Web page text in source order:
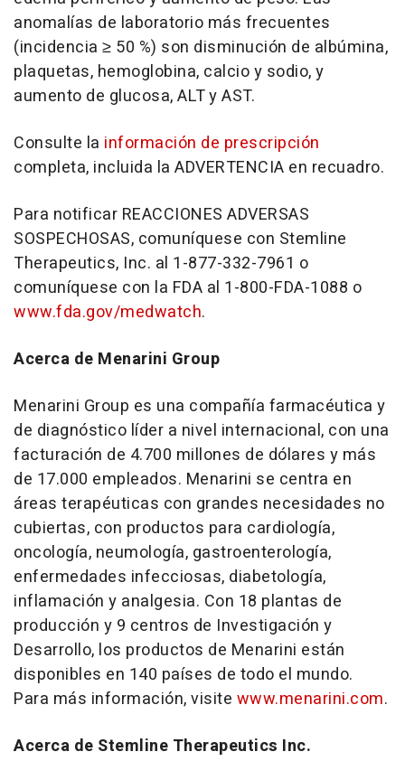
anomalías de laboratorio más frecuentes
(incidencia ≥ 50 %) son disminución de albúmina,
plaquetas, hemoglobina, calcio y sodio, y
aumento de glucosa, ALT y AST.
Consulte la información de prescripción
completa, incluida la ADVERTENCIA en recuadro.
Para notificar REACCIONES ADVERSAS
SOSPECHOSAS, comuníquese con Stemline
Therapeutics, Inc. al 1-877-332-7961 o
comuníquese con la FDA al 1-800-FDA-1088 o
www.fda.gov/medwatch.
Acerca de Menarini Group
Menarini Group es una compañía farmacéutica y
de diagnóstico líder a nivel internacional, con una
facturación de 4.700 millones de dólares y más
de 17.000 empleados. Menarini se centra en
áreas terapéuticas con grandes necesidades no
cubiertas, con productos para cardiología,
oncología, neumología, gastroenterología,
enfermedades infecciosas, diabetología,
inflamación y analgesia. Con 18 plantas de
producción y 9 centros de Investigación y
Desarrollo, los productos de Menarini están
disponibles en 140 países de todo el mundo.
Para más información, visite www.menarini.com.
Acerca de Stemline Therapeutics Inc.